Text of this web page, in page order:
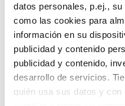
datos personales, p.ej.,
como las cookies para
información en su
publicidad y contenido
publicidad y contenido,
desarrollo de servicios.
quién usa sus datos y con
Lo sentimos,
te hemos
Pero puedes encontrar
buscando en alguno